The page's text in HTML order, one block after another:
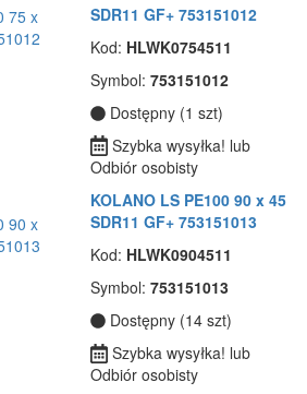
SDR11 GF+ 753151012
Kod: HLWK0754511
Symbol: 753151012
Dostępny (1 szt)
Szybka wysyłka! lub
Odbiór osobisty
KOLANO LS PE100 90 x 45
SDR11 GF+ 753151013
Kod: HLWK0904511
Symbol: 753151013
Dostępny (14 szt)
Szybka wysyłka! lub
Odbiór osobisty